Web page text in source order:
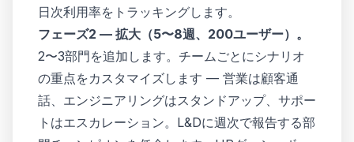
日次利用率をトラッキングします。
フェーズ2 — 拡大（5〜8週、200ユーザー）。
2〜3部門を追加します。チームごとにシナリオ
の重点をカスタマイズします — 営業は顧客通
話、エンジニアリングはスタンドアップ、サポー
トはエスカレーション。L&Dに週次で報告する部